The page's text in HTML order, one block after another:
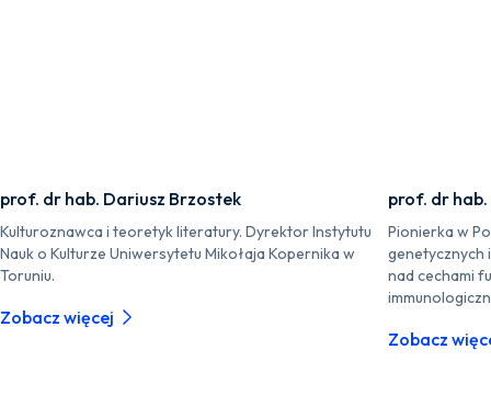
prof. dr hab. Dariusz Brzostek
Kulturoznawca i teoretyk literatury. Dyrektor Instytutu
Nauk o Kulturze Uniwersytetu Mikołaja Kopernika w
Toruniu.
Zobacz więcej
prof. dr
Pionierka w
genetycznych
nad cechami
Zobacz